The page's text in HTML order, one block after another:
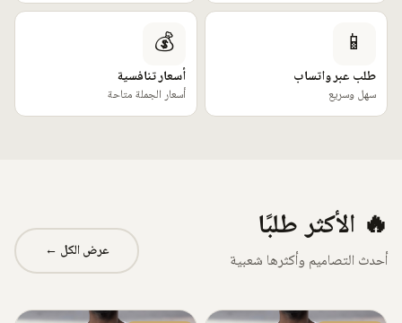
📱
طلب عبر واتساب
سهل وسريع
💰
أسعار تنافسية
أسعار الجملة متاحة
🔥 الأكثر طلبًا
أحدث التصاميم وأكثرها شعبية عرض الكل ←